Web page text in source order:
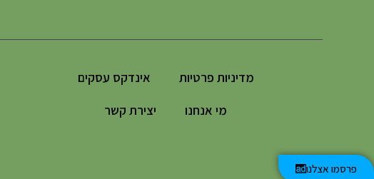
פרסמו אצלנו
מדיניות פרטיות
אינדקס עסקים
מי אנחנו
יצירת קשר